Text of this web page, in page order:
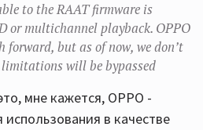
to the RAAT firmware is
or multichannel playback. OPPO
but as of now, we don’t
will be bypassed
мне кажется, OPPO -
в качестве